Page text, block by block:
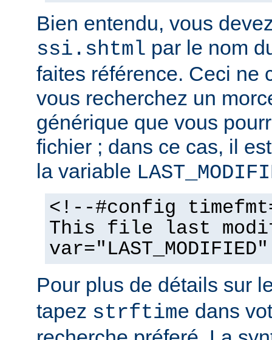
Bien entendu, vous
ssi.shtml par le nom
faites référence. Ceci ne
vous recherchez un
générique que vous
fichier ; dans ce cas, il
la variable
<!--#config
This file last
Pour plus de détails sur
tapez strftime dans